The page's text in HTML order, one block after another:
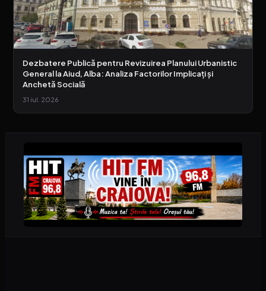
Dezbatere Publică pentru Revizuirea Planului Urbanistic
General la Aiud, Alba: Analiza Factorilor Implicați și
Anchetă Socială
31 iul. 2026